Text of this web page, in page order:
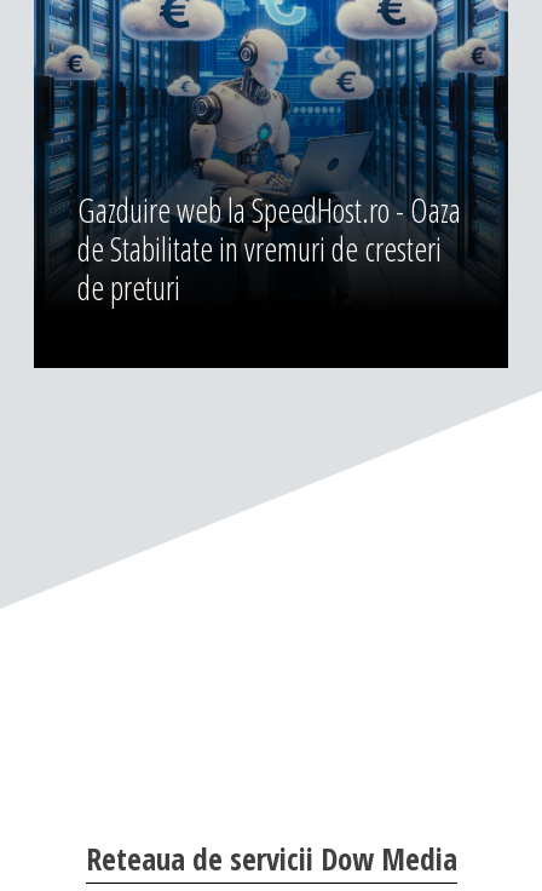
Gazduire web la SpeedHost.ro - Oaza
de Stabilitate in vremuri de cresteri
de preturi
Reteaua de servicii Dow Media